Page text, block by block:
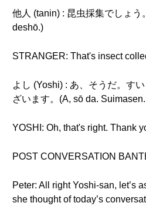
他人 (tanin) : 昆虫採集でしょう
deshō.)
STRANGER: That's insect
よし (Yoshi) : あ、そうだ。す
ざいます。(A, sō da.
YOSHI: Oh, that's right. Thank
POST CONVERSATION
Peter: All right Yoshi-san, let’s
she thought of today’s